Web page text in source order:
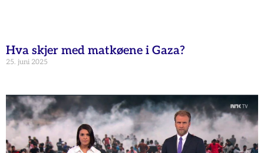
Hva skjer med matkøene i Gaza?
25. juni 2025